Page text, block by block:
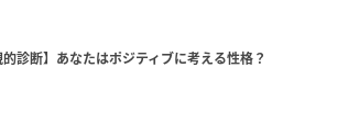
的診断】あなたはポジティブに考える性格？